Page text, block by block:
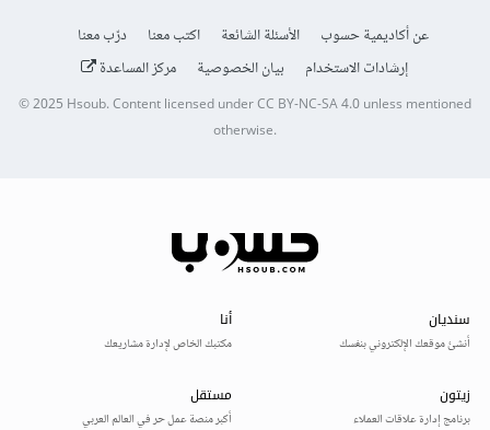
عن أكاديمية حسوب الأسئلة الشائعة اكتب معنا
درّب معنا
إرشادات الاستخدام
بيان الخصوصية مركز المساعدة
© 2025Hsoub.Content licensed underCC BY-NC-SA 4.0unless mentioned
otherwise.